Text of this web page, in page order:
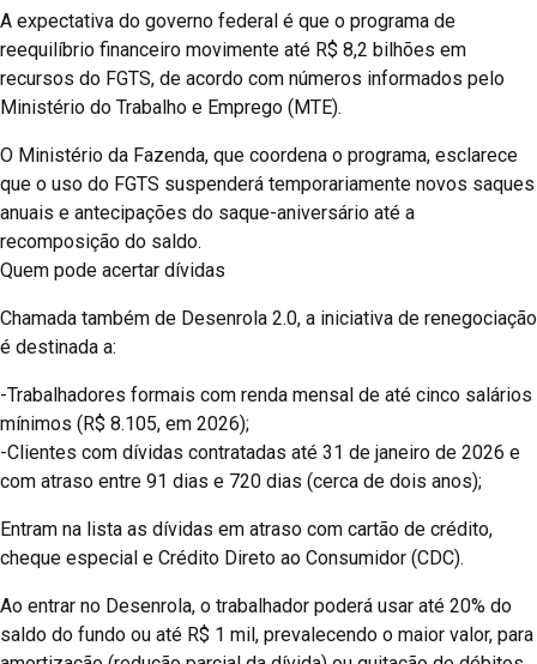
A expectativa do governo federal é que o programa de
reequilíbrio financeiro movimente até R$ 8,2 bilhões em
recursos do FGTS, de acordo com números informados pelo
Ministério do Trabalho e Emprego (MTE).
O Ministério da Fazenda, que coordena o programa, esclarece
que o uso do FGTS suspenderá temporariamente novos saques
anuais e antecipações do saque-aniversário até a
recomposição do saldo.
Quem pode acertar dívidas
Chamada também de Desenrola 2.0, a iniciativa de renegociação
é destinada a:
-Trabalhadores formais com renda mensal de até cinco salários
mínimos (R$ 8.105, em 2026);
-Clientes com dívidas contratadas até 31 de janeiro de 2026 e
com atraso entre 91 dias e 720 dias (cerca de dois anos);
Entram na lista as dívidas em atraso com cartão de crédito,
cheque especial e Crédito Direto ao Consumidor (CDC).
Ao entrar no Desenrola, o trabalhador poderá usar até 20% do
saldo do fundo ou até R$ 1 mil, prevalecendo o maior valor, para